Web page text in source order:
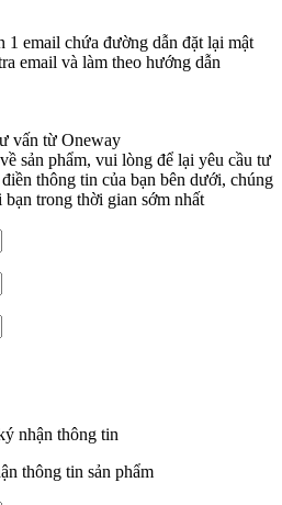
email chứa đường dẫn đặt lại mật
email và làm theo hướng dẫn
vấn từ Oneway
sản phẩm, vui lòng để lại yêu cầu tư
thông tin của bạn bên dưới, chúng
trong thời gian sớm nhất
nhận thông tin
thông tin sản phẩm